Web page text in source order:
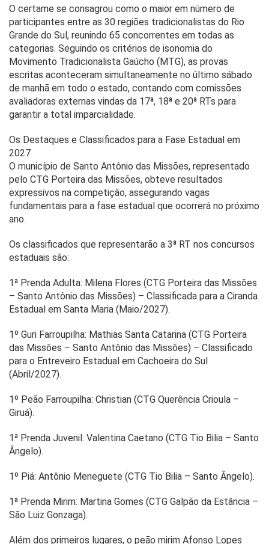
O certame se consagrou como o maior em número de
participantes entre as 30 regiões tradicionalistas do Rio
Grande do Sul, reunindo 65 concorrentes em todas as
categorias. Seguindo os critérios de isonomia do
Movimento Tradicionalista Gaúcho (MTG), as provas
escritas aconteceram simultaneamente no último sábado
de manhã em todo o estado, contando com comissões
avaliadoras externas vindas da 17ª, 18ª e 20ª RTs para
garantir a total imparcialidade.
Os Destaques e Classificados para a Fase Estadual em
2027
O município de Santo Antônio das Missões, representado
pelo CTG Porteira das Missões, obteve resultados
expressivos na competição, assegurando vagas
fundamentais para a fase estadual que ocorrerá no próximo
ano.
Os classificados que representarão a 3ª RT nos concursos
estaduais são:
1ª Prenda Adulta: Milena Flores (CTG Porteira das Missões
– Santo Antônio das Missões) – Classificada para a Ciranda
Estadual em Santa Maria (Maio/2027).
1º Guri Farroupilha: Mathias Santa Catarina (CTG Porteira
das Missões – Santo Antônio das Missões) – Classificado
para o Entreveiro Estadual em Cachoeira do Sul
(Abril/2027).
1º Peão Farroupilha: Christian (CTG Querência Crioula –
Giruá).
1ª Prenda Juvenil: Valentina Caetano (CTG Tio Bilia – Santo
Ângelo).
1º Piá: Antônio Meneguete (CTG Tio Bilia – Santo Ângelo).
1ª Prenda Mirim: Martina Gomes (CTG Galpão da Estância –
São Luiz Gonzaga).
Além dos primeiros lugares, o peão mirim Afonso Lopes